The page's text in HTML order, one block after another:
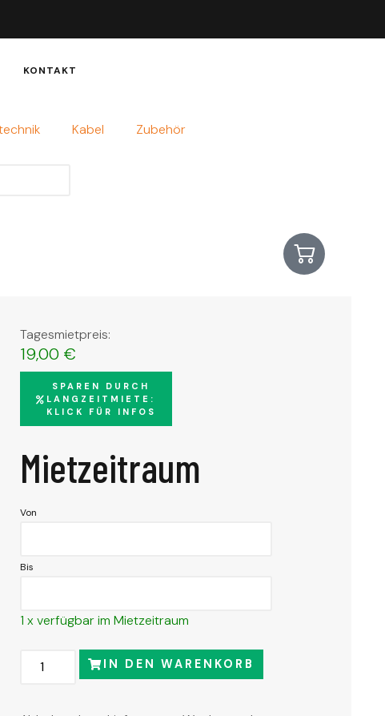
KONTAKT
Kabel Zubehör
Tagesmietpreis:
19,00 €
SPAREN DURCH
LANGZEITMIETE:
KLICK FÜR INFOS
Mietzeitraum
Von
Bis
1 x verfügbar im Mietzeitraum
IN DEN WARENKORB